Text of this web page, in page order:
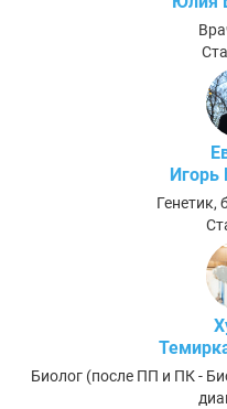
Игорь
Генетик,
Биолог (после ПП и ПК -